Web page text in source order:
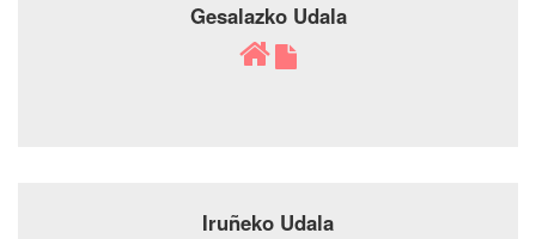
Gesalazko Udala
Iruñeko Udala